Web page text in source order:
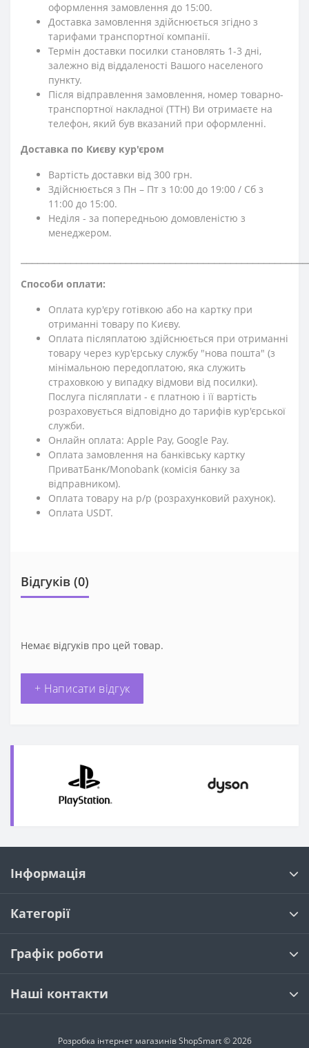
оформлення замовлення до 15:00.
Доставка замовлення здійснюється згідно з
тарифами транспортної компанії.
Термін доставки посилки становлять 1-3 дні,
залежно від віддаленості Вашого населеного
пункту.
Після відправлення замовлення, номер товарно-
транспортної накладної (ТТН) Ви отримаєте на
телефон, який був вказаний при оформленні.
Доставка по Києву кур'єром
Вартість доставки від 300 грн.
Здійснюється з Пн – Пт з 10:00 до 19:00 / Сб з
11:00 до 15:00.
Неділя - за попередньою домовленістю з
менеджером.
Способи оплати:
Оплата кур'єру готівкою або на картку при
отриманні товару по Києву.
Оплата післяплатою здійснюється при отриманні
товару через кур'єрську службу "нова пошта" (з
мінімальною передоплатою, яка служить
страховкою у випадку відмови від посилки).
Послуга післяплати - є платною і її вартість
розраховується відповідно до тарифів кур'єрської
служби.
Онлайн оплата: Apple Pay, Google Pay.
Оплата замовлення на банківську картку
ПриватБанк/Monobank (комісія банку за
відправником).
Оплата товару на р/р (розрахунковий рахунок).
Оплата USDT.
Відгуків (0)
Немає відгуків про цей товар.
+ Написати відгук
Інформація
Категорії
Графік роботи
Наші контакти
Розробка інтернет магазинівShopSmart © 2026